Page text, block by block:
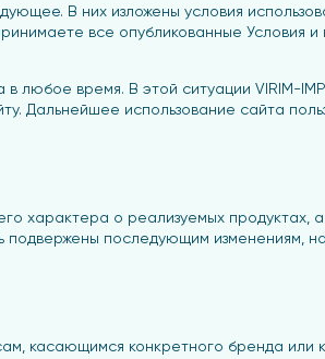
В них изложены условия
все опубликованные
любое время. В этой ситуации VIRIM-
Дальнейшее использование сайта
характера о реализуемых
подвержены последующим изменениям,
касающимся конкретного бренда или